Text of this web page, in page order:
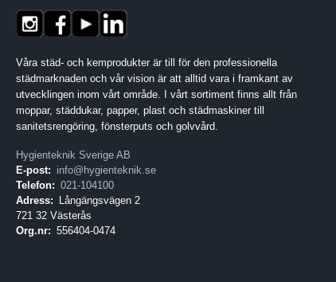
Våra städ- och kemprodukter är till för den professionella
städmarknaden och vår vision är att alltid vara i framkant av
utvecklingen inom vårt område. I vårt sortiment finns allt från
moppar, städdukar, papper, plast och städmaskiner till
sanitetsrengöring, fönsterputs och golvvård.
Hygienteknik Sverige AB
E-post: info@hygienteknik.se
Telefon: 021-104100
Adress:
Långängsvägen 2
721 32 Västerås
Org.nr: 556404-0474